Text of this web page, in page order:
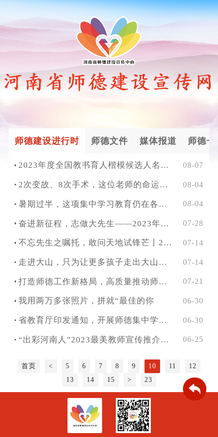
师德建设进行时 师德文件 媒体报道 师德一
2023年度全国教书育人楷模候选人名单公布 08-07
2次变故、8次手术，这位老师的命运咋就这么多灾多难？ 08-04
暑期过半，这项集中学习教育仍在各地如火如荼 08-04
奋进新征程，志做大先生——2023年河南省师德主题教育活动演讲比赛教师组获奖选手精彩回放 07-28
不忘先生之嘱托，敢问天地试锋芒丨2023河南省师德演讲比赛学生组冠军风采 07-14
走进大山，只为让更多孩子走出大山丨2023河南省师德演讲比赛教师组冠军风采 07-14
打造师德工作新格局，高质量推动师德建设 07-21
我用两万多张照片，拼就“最佳的你 06-30
省教育厅印发通知，开展师德集中学习教育，强化师德养成 06-30
“出彩河南人”2023最美教师宣传推介活动候选人正式产生 06-25
首页 < 5 6 7 8 9 10 11
12
13
14 15 > 23